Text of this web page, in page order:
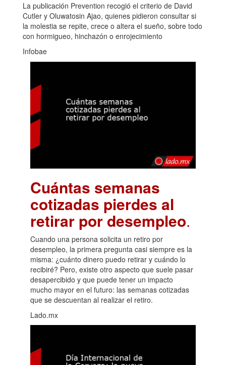
La publicación Prevention recogió el criterio de David
Cutler y Oluwatosin Ajao, quienes pidieron consultar si
la molestia se repite, crece o altera el sueño, sobre todo
con hormigueo, hinchazón o enrojecimiento
Infobae
Cuántas semanas
cotizadas pierdes al
retirar por desempleo.
Cuando una persona solicita un retiro por
desempleo, la primera pregunta casi siempre es la
misma: ¿cuánto dinero puedo retirar y cuándo lo
recibiré? Pero, existe otro aspecto que suele pasar
desapercibido y que puede tener un impacto
mucho mayor en el futuro: las semanas cotizadas
que se descuentan al realizar el retiro.
Lado.mx